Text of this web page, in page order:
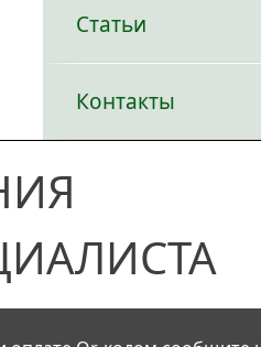
Статьи
Контакты